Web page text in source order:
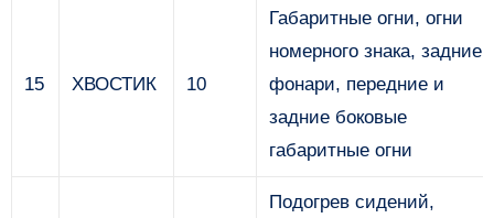
15 ХВОСТИК 10
Габаритные огни, огни
номерного знака, задние
фонари, передние и
задние боковые
габаритные огни
Подогрев сидений,